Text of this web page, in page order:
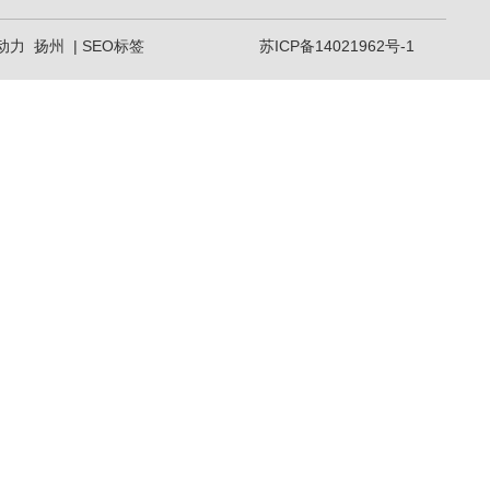
力 扬州 | SEO标签 苏ICP备14021962号-1